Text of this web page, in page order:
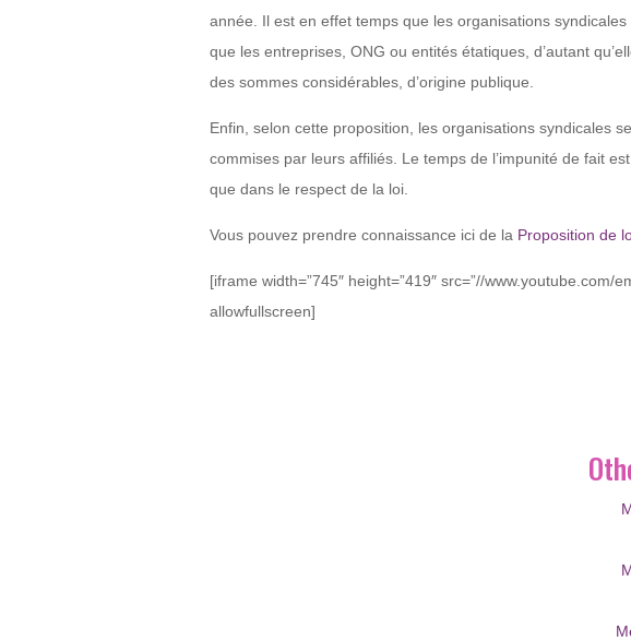
année. Il est en effet temps que les organisations
que les entreprises, ONG ou entités étatiques, d’autant
des sommes considérables, d’origine publique.
Enfin, selon cette proposition, les organisations syndicales
commises par leurs affiliés. Le temps de l’impunité de fait
que dans le respect de la loi.
Vous pouvez prendre connaissance ici de la Proposition de
[iframe width=”745″ height=”419″ src=”//www.youtube.com/
allowfullscreen]